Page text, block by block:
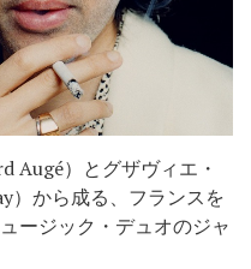
Augé）とグザヴィエ・
）から成る、フランスを
ージック・デュオのジャ